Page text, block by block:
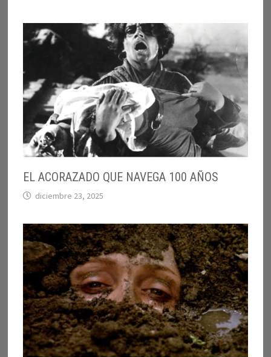
EL ACORAZADO QUE NAVEGA 100 AÑOS
diciembre 23, 2025